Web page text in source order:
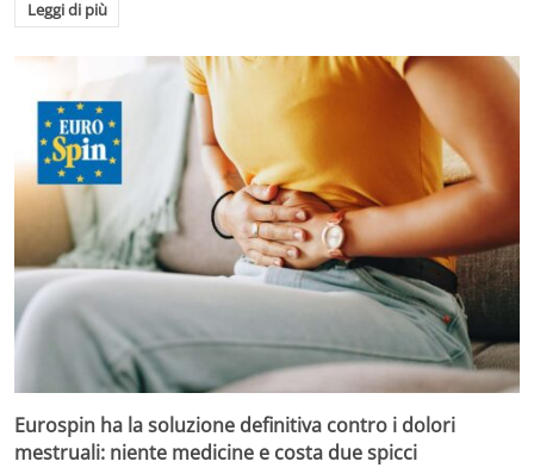
Leggi di più
Eurospin ha la soluzione definitiva contro i dolori
mestruali: niente medicine e costa due spicci